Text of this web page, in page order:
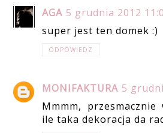
AGA 5 grudnia 2012
super jest ten domek :)
ODPOWIEDZ
MONIFAKTURA 5
Mmmm, przesmacznie
ile taka dekoracja da